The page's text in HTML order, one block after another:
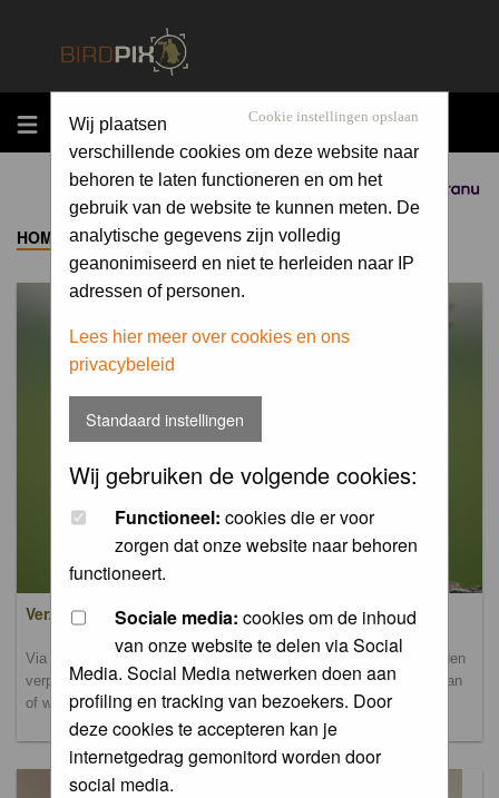
MENU
Sponsored by
Cookie instellingen opslaan
Wij plaatsen
verschillende cookies om deze website naar
behoren te laten functioneren en om het
gebruik van de website te kunnen meten. De
analytische gegevens zijn volledig
geanonimiseerd en niet te herleiden naar IP
adressen of personen.
Lees hier meer over cookies en ons
privacybeleid
Standaard instellingen
Wij gebruiken de volgende cookies:
Functioneel: cookies die er voor
zorgen dat onze website naar behoren
functioneert.
Sociale media: cookies om de inhoud
van onze website te delen via Social
Media. Social Media netwerken doen aan
profiling en tracking van bezoekers. Door
deze cookies te accepteren kan je
internetgedrag gemonitord worden door
social media.
HOME ->ALBUM
Verzamel- en uploadalbum
Via dit album kun je foto's uploaden. Onderscheidende foto's worden
verplaatst naar de database-albums. Andere foto's blijven hier staan
of worden verplaatst naar het verbeteralbum.